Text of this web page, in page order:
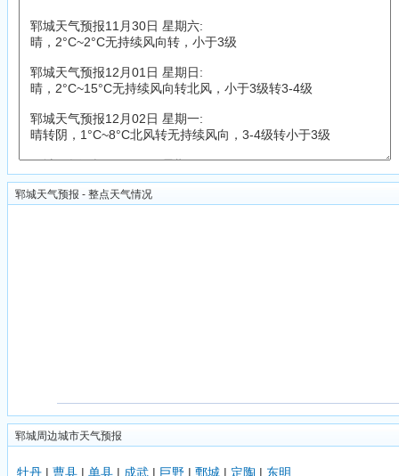
郓城天气预报 - 整点天气情况
郓城周边城市天气预报
牡丹 | 曹县 | 单县 | 成武 | 巨野 | 鄄城 | 定陶 | 东明